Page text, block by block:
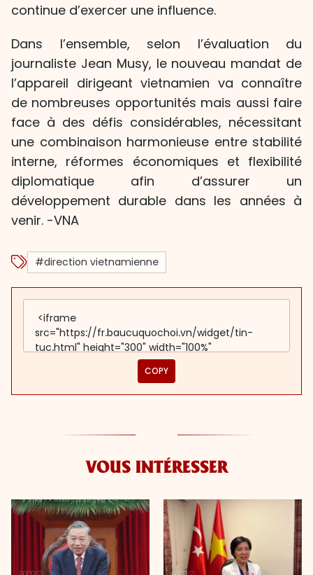
continue d’exercer une influence.
Dans l’ensemble, selon l’évaluation du
journaliste Jean Musy, le nouveau mandat de
l’appareil dirigeant vietnamien va connaître
de nombreuses opportunités mais aussi faire
face à des défis considérables, nécessitant
une combinaison harmonieuse entre stabilité
interne, réformes économiques et flexibilité
diplomatique afin d’assurer un
développement durable dans les années à
venir. -VNA
#direction vietnamienne
COPY
VOUS INTÉRESSER